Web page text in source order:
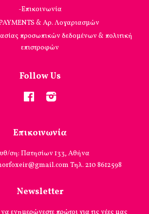
-Επικοινωνία
& Αρ. Λογαριασμών
προσωπικών δεδομένων & πολιτική
επιστροφών
Follow Us
Facebook
Επικοινωνία
ση: Πατησίων 133, Αθήνα
Τηλ. 210 8612598
Newsletter
ενημερώνεστε πρώτοι για τις νέες μας